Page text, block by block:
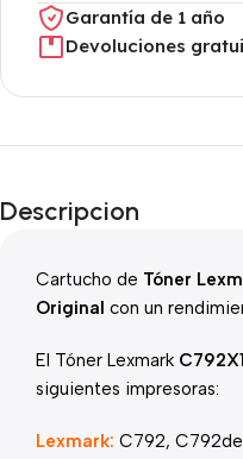
Garantía de 1 año
Devoluciones
Descripcion
Cartucho de Tóner
Original con un
El Tóner Lexmark
siguientes impresoras:
Lexmark: C792,